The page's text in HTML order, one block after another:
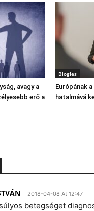
avagy a
erő a
Blogles
Európának
hatalmává
2018-04-08 At 12:47
betegséget